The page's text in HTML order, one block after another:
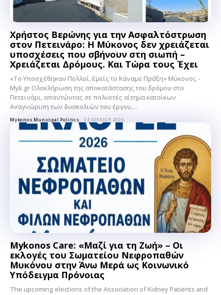
Χρήστος Βερώνης για την Ασφαλτόστρωση
στον Πετεινάρο: Η Μύκονος δεν χρειάζεται
υποσχέσεις που σβήνουν στη σιωπή –
Χρειάζεται Δρόμους. Και Τώρα τους Έχει
«Το Υποσχέθηκαν Πολλοί, Εμείς το Κάναμε Πράξη» Μύκονος -
Myk.gr Ολοκλήρωση της αποκατάστασης του δρόμου στο
Πετεινάρι, απαντώντας σε πολυετές αίτημα κατοίκων
Αναγνώριση των δυσκολιών του έργου,...
Mykonos Municipal Politics 13 ΙΟΥΛΊΟΥ 2026
Mykonos Care: «Μαζί για τη Ζωή» – Οι
εκλογές του Σωματείου Νεφροπαθών
Μυκόνου στην Άνω Μερά ως Κοινωνικό
Υπόδειγμα Πρόνοιας
The upcoming elections of the Association of Kidney Patients and